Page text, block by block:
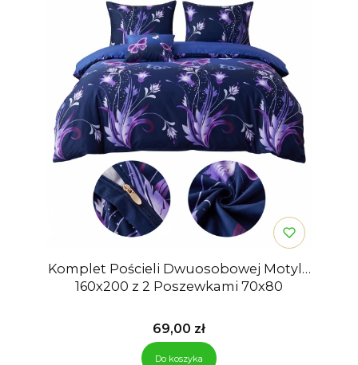
Komplet Pościeli Dwuosobowej Motyle
160x200 z 2 Poszewkami 70x80
Cena
69,00 zł
Do koszyka